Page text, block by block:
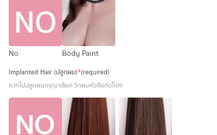
No Body Paint
Implanted Hair (ปลูกผม)*(required)
หากไม่ปลูกผมกรุณาเลือก วิกผมหัวข้อถัดไปค่ะ